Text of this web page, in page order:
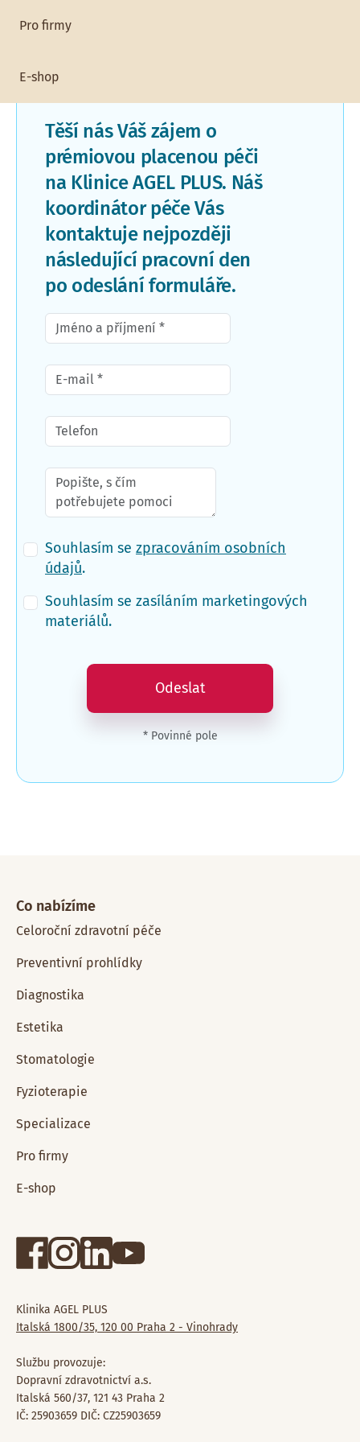
Pro firmy
E-shop
Těší nás Váš zájem o
prémiovou placenou péči
na Klinice AGEL PLUS. Náš
koordinátor péče Vás
kontaktuje nejpozději
následující pracovní den
po odeslání formuláře.
Souhlasím se zpracováním osobních
údajů.
Souhlasím se zasíláním marketingových
materiálů.
Odeslat
* Povinné pole
Klinika AGEL PLUS
Italská 1800/35, 120 00 Praha 2 - Vinohrady
Službu provozuje:
Dopravní zdravotnictví a.s.
Italská 560/37, 121 43 Praha 2
IČ: 25903659 DIČ: CZ25903659
Co nabízíme
Celoroční zdravotní péče
Preventivní prohlídky
Diagnostika
Estetika
Stomatologie
Fyzioterapie
Specializace
Pro firmy
E-shop